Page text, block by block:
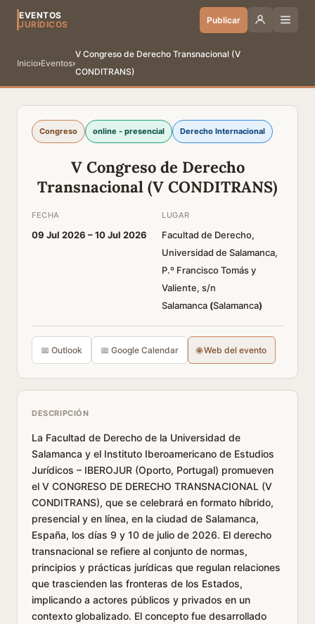
EVENTOS
JURÍDICOS
Publicar
Inicio›Eventos›
V Congreso de Derecho Transnacional (V
CONDITRANS)
Congreso online - presencial Derecho Internacional
V Congreso de Derecho
Transnacional (V CONDITRANS)
FECHA
09 Jul 2026 –10 Jul 2026
LUGAR
Facultad de Derecho,
Universidad de Salamanca,
P.º Francisco Tomás y
Valiente, s/n
Salamanca (Salamanca)
📅 Outlook 📅 Google Calendar 🌐 Web del evento
DESCRIPCIÓN
La Facultad de Derecho de la Universidad de
Salamanca y el Instituto Iberoamericano de Estudios
Jurídicos – IBEROJUR (Oporto, Portugal) promueven
el V CONGRESO DE DERECHO TRANSNACIONAL (V
CONDITRANS), que se celebrará en formato híbrido,
presencial y en línea, en la ciudad de Salamanca,
España, los días 9 y 10 de julio de 2026. El derecho
transnacional se refiere al conjunto de normas,
principios y prácticas jurídicas que regulan relaciones
que trascienden las fronteras de los Estados,
implicando a actores públicos y privados en un
contexto globalizado. El concepto fue desarrollado